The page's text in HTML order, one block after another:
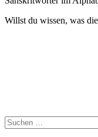
Willst du wissen, was